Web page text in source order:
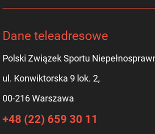
Dane teleadresowe
Polski Związek Sportu
ul. Konwiktorska 9 lok. 2,
00-216 Warszawa
+48 (22) 659 30 11